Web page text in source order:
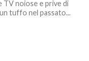
TV noiose e prive di
tuffo nel passato...